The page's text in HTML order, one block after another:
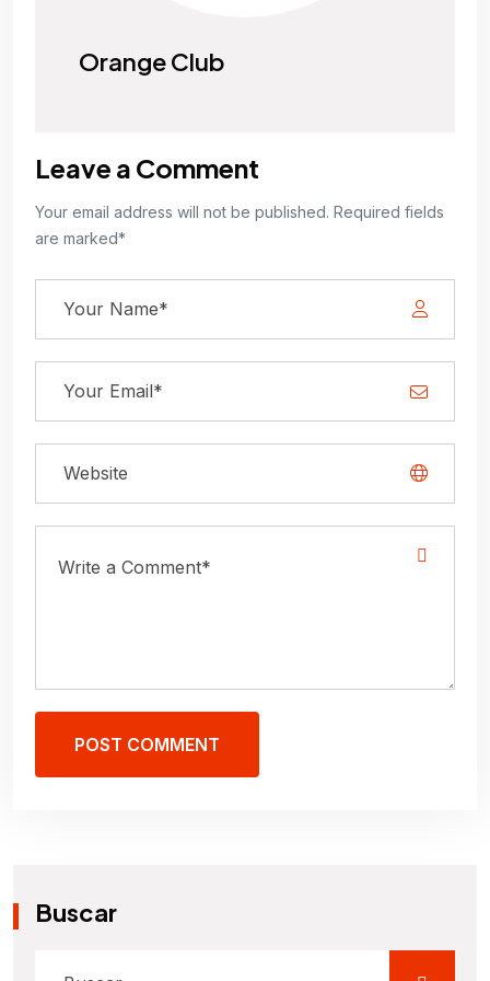
Orange Club
Leave a Comment
Your email address will not be published. Required fields
are marked*
POST COMMENT
Buscar